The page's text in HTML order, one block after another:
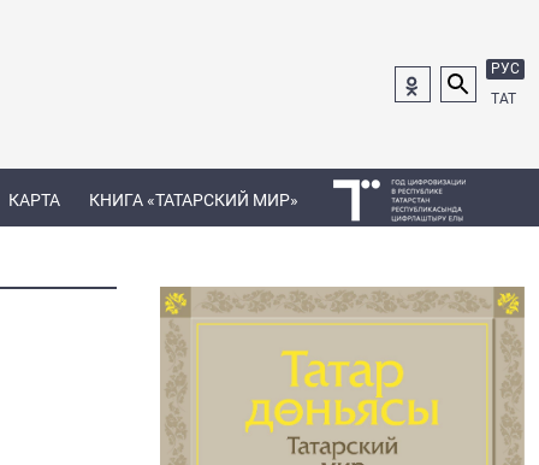
РУС
ТАТ
КАРТА КНИГА «ТАТАРСКИЙ МИР»